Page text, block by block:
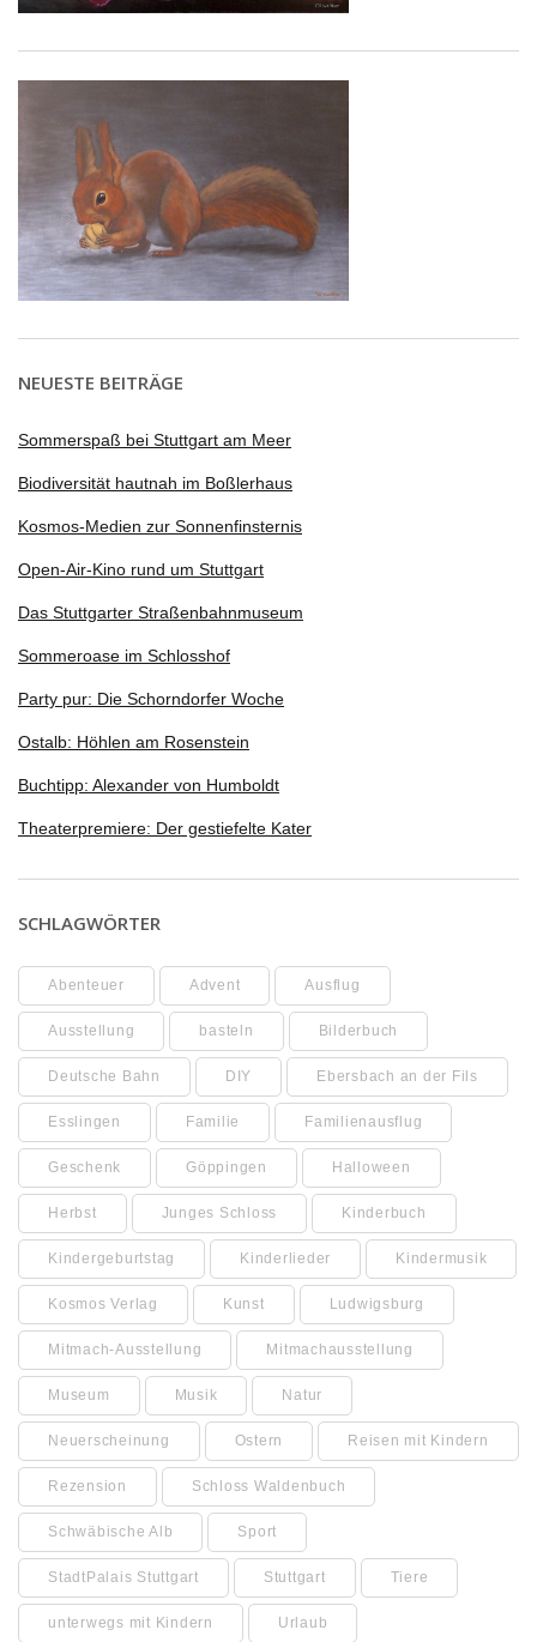
NEUESTE BEITRÄGE
Sommerspaß bei Stuttgart am Meer
Biodiversität hautnah im Boßlerhaus
Kosmos-Medien zur Sonnenfinsternis
Open-Air-Kino rund um Stuttgart
Das Stuttgarter Straßenbahnmuseum
Sommeroase im Schlosshof
Party pur: Die Schorndorfer Woche
Ostalb: Höhlen am Rosenstein
Buchtipp: Alexander von Humboldt
Theaterpremiere: Der gestiefelte Kater
SCHLAGWÖRTER
Abenteuer Advent Ausflug
Ausstellung basteln Bilderbuch
Deutsche Bahn DIY Ebersbach an der Fils
Esslingen Familie Familienausflug
Geschenk Göppingen Halloween
Herbst Junges Schloss Kinderbuch
Kindergeburtstag Kinderlieder Kindermusik
Kosmos Verlag Kunst Ludwigsburg
Mitmach-Ausstellung Mitmachausstellung
Museum Musik Natur
Neuerscheinung Ostern Reisen mit Kindern
Rezension Schloss Waldenbuch
Schwäbische Alb Sport
StadtPalais Stuttgart Stuttgart Tiere
unterwegs mit Kindern Urlaub